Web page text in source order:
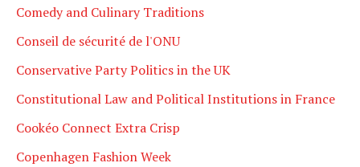
Comedy and Culinary Traditions
Conseil de sécurité de l'ONU
Conservative Party Politics in the UK
Constitutional Law and Political Institutions in France
Cookéo Connect Extra Crisp
Copenhagen Fashion Week